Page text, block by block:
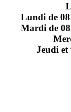
Lundi de
Mardi de
Jeudi et